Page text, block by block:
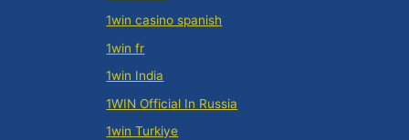
1win casino spanish
1win fr
1win India
1WIN Official In Russia
1win Turkiye